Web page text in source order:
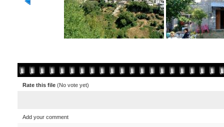
Rate this file (No vote yet)
Add your comment